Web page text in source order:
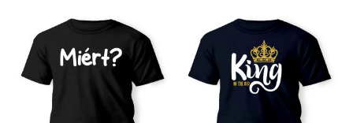
variációja
van.
A
van.
A